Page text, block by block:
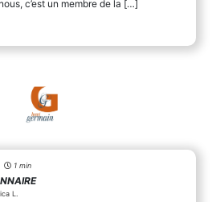
c’est un membre de la […]
1 min
L.